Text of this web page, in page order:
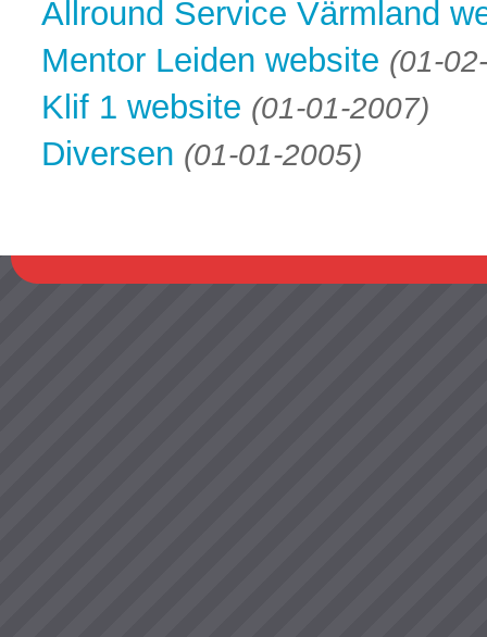
Allround Service Värmland
Mentor Leiden website (01-
Klif 1 website (01-01-2007)
Diversen (01-01-2005)